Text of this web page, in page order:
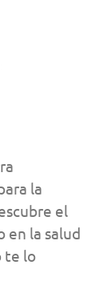
la
el
en la salud
te lo